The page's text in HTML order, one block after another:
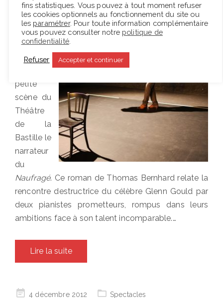
Seul en
scène,
Armel
Veilhan
incarne
petite
scène du
Théâtre
de la
Bastille le
narrateur
du
Naufragé. Ce roman de Thomas Bernhard relate la
rencontre destructrice du célèbre Glenn Gould par
deux pianistes prometteurs, rompus dans leurs
ambitions face à son talent incomparable.…
Lire la suite
Posted4 décembre 2012 Spectacles
fins statistiques. Vous pouvez à tout moment refuser
les cookies optionnels au fonctionnement du site ou
les paramétrer. Pour toute information complémentaire
vous pouvez consulter notre politique de
confidentialité.
Refuser Accepter et continuer